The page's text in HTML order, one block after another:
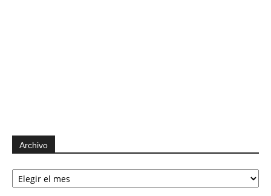
Archivo
Archivo